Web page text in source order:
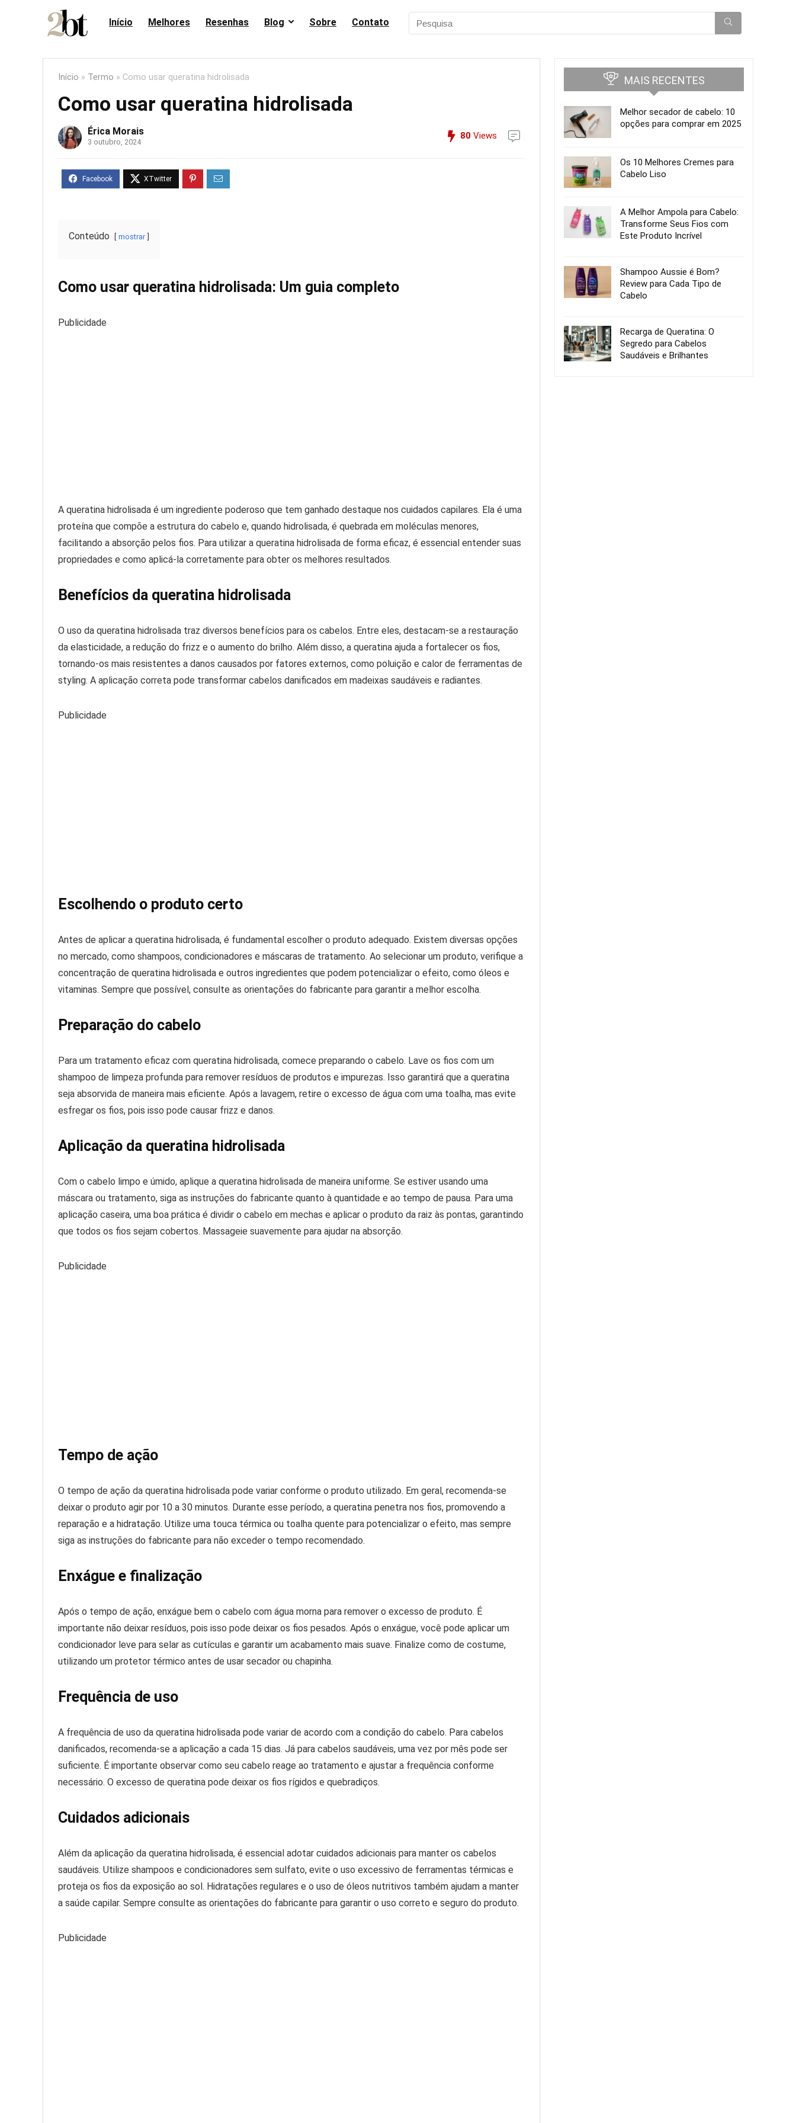
Início Melhores Resenhas Blog Sobre Contato
Início » Termo » Como usar queratina hidrolisada
Como usar queratina hidrolisada
Érica Morais
3 outubro, 2024
80 Views
Conteúdo mostrar
Como usar queratina hidrolisada: Um guia completo
Publicidade
A queratina hidrolisada é um ingrediente poderoso que tem ganhado destaque nos cuidados capilares. Ela é uma
proteína que compõe a estrutura do cabelo e, quando hidrolisada, é quebrada em moléculas menores,
facilitando a absorção pelos fios. Para utilizar a queratina hidrolisada de forma eficaz, é essencial entender suas
propriedades e como aplicá-la corretamente para obter os melhores resultados.
Benefícios da queratina hidrolisada
O uso da queratina hidrolisada traz diversos benefícios para os cabelos. Entre eles, destacam-se a restauração
da elasticidade, a redução do frizz e o aumento do brilho. Além disso, a queratina ajuda a fortalecer os fios,
tornando-os mais resistentes a danos causados por fatores externos, como poluição e calor de ferramentas de
styling. A aplicação correta pode transformar cabelos danificados em madeixas saudáveis e radiantes.
Publicidade
Escolhendo o produto certo
Antes de aplicar a queratina hidrolisada, é fundamental escolher o produto adequado. Existem diversas opções
no mercado, como shampoos, condicionadores e máscaras de tratamento. Ao selecionar um produto, verifique a
concentração de queratina hidrolisada e outros ingredientes que podem potencializar o efeito, como óleos e
vitaminas. Sempre que possível, consulte as orientações do fabricante para garantir a melhor escolha.
Preparação do cabelo
Para um tratamento eficaz com queratina hidrolisada, comece preparando o cabelo. Lave os fios com um
shampoo de limpeza profunda para remover resíduos de produtos e impurezas. Isso garantirá que a queratina
seja absorvida de maneira mais eficiente. Após a lavagem, retire o excesso de água com uma toalha, mas evite
esfregar os fios, pois isso pode causar frizz e danos.
Aplicação da queratina hidrolisada
Com o cabelo limpo e úmido, aplique a queratina hidrolisada de maneira uniforme. Se estiver usando uma
máscara ou tratamento, siga as instruções do fabricante quanto à quantidade e ao tempo de pausa. Para uma
aplicação caseira, uma boa prática é dividir o cabelo em mechas e aplicar o produto da raiz às pontas, garantindo
que todos os fios sejam cobertos. Massageie suavemente para ajudar na absorção.
Publicidade
Tempo de ação
O tempo de ação da queratina hidrolisada pode variar conforme o produto utilizado. Em geral, recomenda-se
deixar o produto agir por 10 a 30 minutos. Durante esse período, a queratina penetra nos fios, promovendo a
reparação e a hidratação. Utilize uma touca térmica ou toalha quente para potencializar o efeito, mas sempre
siga as instruções do fabricante para não exceder o tempo recomendado.
Enxágue e finalização
Após o tempo de ação, enxágue bem o cabelo com água morna para remover o excesso de produto. É
importante não deixar resíduos, pois isso pode deixar os fios pesados. Após o enxágue, você pode aplicar um
condicionador leve para selar as cutículas e garantir um acabamento mais suave. Finalize como de costume,
utilizando um protetor térmico antes de usar secador ou chapinha.
Frequência de uso
A frequência de uso da queratina hidrolisada pode variar de acordo com a condição do cabelo. Para cabelos
danificados, recomenda-se a aplicação a cada 15 dias. Já para cabelos saudáveis, uma vez por mês pode ser
suficiente. É importante observar como seu cabelo reage ao tratamento e ajustar a frequência conforme
necessário. O excesso de queratina pode deixar os fios rígidos e quebradiços.
Cuidados adicionais
Além da aplicação da queratina hidrolisada, é essencial adotar cuidados adicionais para manter os cabelos
saudáveis. Utilize shampoos e condicionadores sem sulfato, evite o uso excessivo de ferramentas térmicas e
proteja os fios da exposição ao sol. Hidratações regulares e o uso de óleos nutritivos também ajudam a manter
a saúde capilar. Sempre consulte as orientações do fabricante para garantir o uso correto e seguro do produto.
Publicidade
MAIS RECENTES
Melhor secador de cabelo: 10
opções para comprar em 2025
Os 10 Melhores Cremes para
Cabelo Liso
A Melhor Ampola para Cabelo:
Transforme Seus Fios com
Este Produto Incrível
Shampoo Aussie é Bom?
Review para Cada Tipo de
Cabelo
Recarga de Queratina: O
Segredo para Cabelos
Saudáveis e Brilhantes